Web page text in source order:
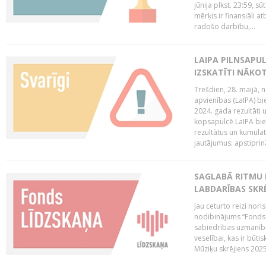
jūnija plkst. 23:59,
mērķis ir finansiāli
radošo darbību,...
LAIPA
IZSKATĪTI
Trešdien, 28. maijā,
apvienības (LaIPA)
2024. gada rezultāti
kopsapulcē LaIPA
rezultātus un
jautājumus:
SAGLABĀ RITMU
LABDARĪBAS
Jau ceturto reizi
nodibinājums
sabiedrības
veselībai, kas ir
Mūziķu skrējiens